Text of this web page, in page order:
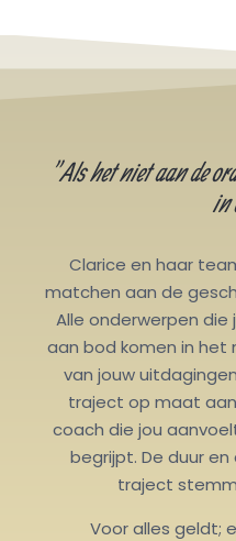
"Als het niet aan de
in
Clarice en haar
matchen aan de
Alle onderwerpen die
aan bod komen in het
van jouw
traject op maat
coach die jou
begrijpt. De duur
traject
Voor alles geldt;